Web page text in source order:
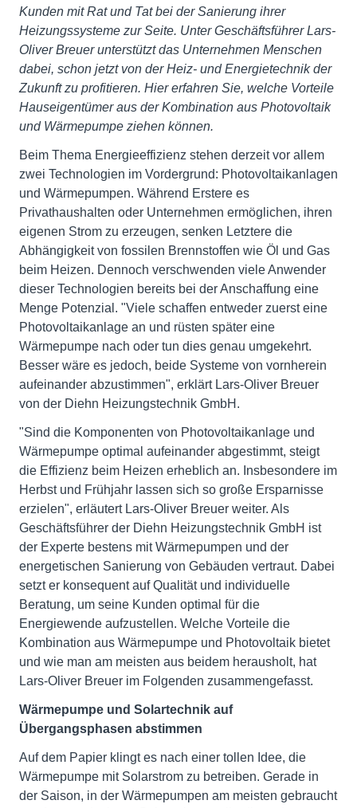
Kunden mit Rat und Tat bei der Sanierung ihrer
Heizungssysteme zur Seite. Unter Geschäftsführer Lars-
Oliver Breuer unterstützt das Unternehmen Menschen
dabei, schon jetzt von der Heiz- und Energietechnik der
Zukunft zu profitieren. Hier erfahren Sie, welche Vorteile
Hauseigentümer aus der Kombination aus Photovoltaik
und Wärmepumpe ziehen können.
Beim Thema Energieeffizienz stehen derzeit vor allem
zwei Technologien im Vordergrund: Photovoltaikanlagen
und Wärmepumpen. Während Erstere es
Privathaushalten oder Unternehmen ermöglichen, ihren
eigenen Strom zu erzeugen, senken Letztere die
Abhängigkeit von fossilen Brennstoffen wie Öl und Gas
beim Heizen. Dennoch verschwenden viele Anwender
dieser Technologien bereits bei der Anschaffung eine
Menge Potenzial. "Viele schaffen entweder zuerst eine
Photovoltaikanlage an und rüsten später eine
Wärmepumpe nach oder tun dies genau umgekehrt.
Besser wäre es jedoch, beide Systeme von vornherein
aufeinander abzustimmen", erklärt Lars-Oliver Breuer
von der Diehn Heizungstechnik GmbH.
"Sind die Komponenten von Photovoltaikanlage und
Wärmepumpe optimal aufeinander abgestimmt, steigt
die Effizienz beim Heizen erheblich an. Insbesondere im
Herbst und Frühjahr lassen sich so große Ersparnisse
erzielen", erläutert Lars-Oliver Breuer weiter. Als
Geschäftsführer der Diehn Heizungstechnik GmbH ist
der Experte bestens mit Wärmepumpen und der
energetischen Sanierung von Gebäuden vertraut. Dabei
setzt er konsequent auf Qualität und individuelle
Beratung, um seine Kunden optimal für die
Energiewende aufzustellen. Welche Vorteile die
Kombination aus Wärmepumpe und Photovoltaik bietet
und wie man am meisten aus beidem herausholt, hat
Lars-Oliver Breuer im Folgenden zusammengefasst.
Wärmepumpe und Solartechnik auf
Übergangsphasen abstimmen
Auf dem Papier klingt es nach einer tollen Idee, die
Wärmepumpe mit Solarstrom zu betreiben. Gerade in
der Saison, in der Wärmepumpen am meisten gebraucht